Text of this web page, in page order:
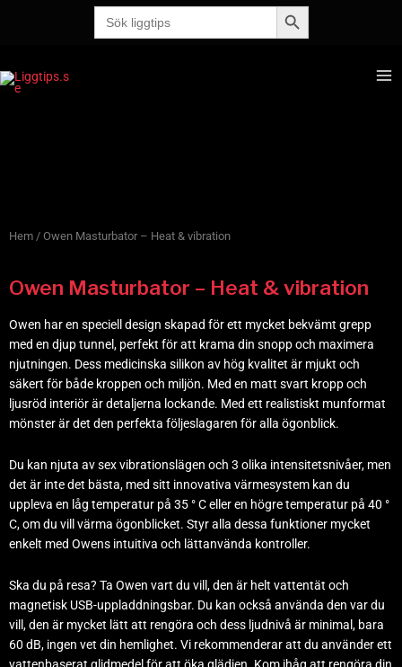
Sök
efter:
Sökknapp
Hem / Owen Masturbator – Heat & vibration
Owen Masturbator – Heat & vibration
Owen har en speciell design skapad för ett mycket bekvämt grepp
med en djup tunnel, perfekt för att krama din snopp och maximera
njutningen. Dess medicinska silikon av hög kvalitet är mjukt och
säkert för både kroppen och miljön. Med en matt svart kropp och
ljusröd interiör är detaljerna lockande. Med ett realistiskt munformat
mönster är det den perfekta följeslagaren för alla ögonblick.
Du kan njuta av sex vibrationslägen och 3 olika intensitetsnivåer, men
det är inte det bästa, med sitt innovativa värmesystem kan du
uppleva en låg temperatur på 35 ° C eller en högre temperatur på 40 °
C, om du vill värma ögonblicket. Styr alla dessa funktioner mycket
enkelt med Owens intuitiva och lättanvända kontroller.
Ska du på resa? Ta Owen vart du vill, den är helt vattentät och
magnetisk USB-uppladdningsbar. Du kan också använda den var du
vill, den är mycket lätt att rengöra och dess ljudnivå är minimal, bara
60 dB, ingen vet din hemlighet. Vi rekommenderar att du använder ett
vattenbaserat glidmedel för att öka glädjen. Kom ihåg att rengöra din